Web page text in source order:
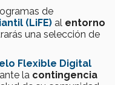
de
(LiFE) al entorno
una selección de
Flexible Digital
la contingencia